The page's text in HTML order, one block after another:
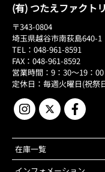
(有) つたえファクト
〒343-0804
埼玉県越谷市南荻島640-1
TEL：048-961-8591
FAX：048-961-8592
営業時間：9：30～19：00
定休日：毎週火曜日(祝祭
在庫一覧